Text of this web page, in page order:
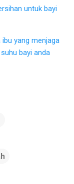
untuk bayi
yang menjaga
bayi anda